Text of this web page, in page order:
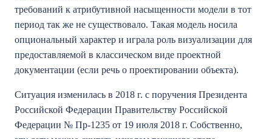
требований к атрибутивной насыщенности модели в тот
период так же не существовало. Такая модель носила
опциональный характер и играла роль визуализации для
предоставляемой в классическом виде проектной
документации (если речь о проектировании объекта).
Ситуация изменилась в 2018 г. с поручения Президента
Российской Федерации Правительству Российской
Федерации № Пр-1235 от 19 июля 2018 г. Собственно,